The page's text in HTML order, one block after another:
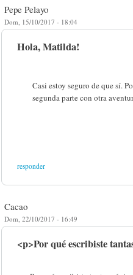
Pepe Pelayo
Dom, 15/10/2017 - 18:04
Hola, Matilda!
Casi estoy seguro de que sí.
segunda parte con otra
responder
Cacao
Dom, 22/10/2017 - 16:49
<p>Por qué escribiste